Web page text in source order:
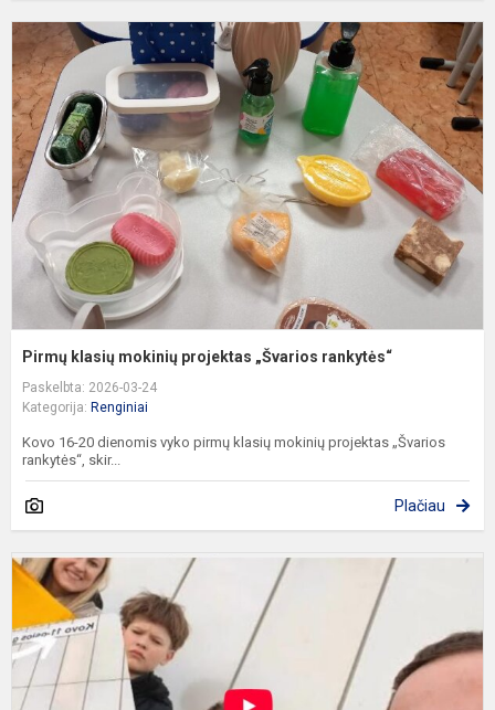
Pirmų klasių mokinių projektas „Švarios rankytės“
Paskelbta: 2026-03-24
Kategorija: Renginiai
Kovo 16-20 dienomis vyko pirmų klasių mokinių projektas „Švarios
rankytės“, skir...
Plačiau